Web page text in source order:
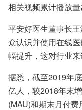
相关视频累计播放量
平安好医生董事长
众认识并使用在线
幅提升，这对行业来
据悉，截至2019年
亿人，较2018年末
(MAU)和期末月付